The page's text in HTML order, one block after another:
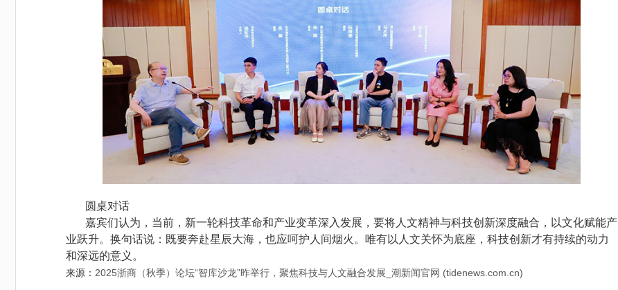
圆桌对话
嘉宾们认为，当前，新一轮科技革命和产业变革深入发展，要将人文精神与科技创新深度融合，以文化赋能产
业跃升。换句话说：既要奔赴星辰大海，也应呵护人间烟火。唯有以人文关怀为底座，科技创新才有持续的动力
和深远的意义。
来源： 2025浙商（秋季）论坛“智库沙龙”昨举行，聚焦科技与人文融合发展_潮新闻官网 (tidenews.com.cn)